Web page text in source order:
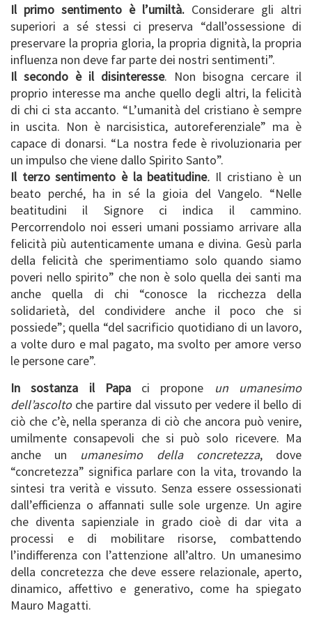
Il primo sentimento è l’umiltà. Considerare gli altri
superiori a sé stessi ci preserva “dall’ossessione di
preservare la propria gloria, la propria dignità, la propria
influenza non deve far parte dei nostri sentimenti”.
Il secondo è il disinteresse. Non bisogna cercare il
proprio interesse ma anche quello degli altri, la felicità
di chi ci sta accanto. “L’umanità del cristiano è sempre
in uscita. Non è narcisistica, autoreferenziale” ma è
capace di donarsi. “La nostra fede è rivoluzionaria per
un impulso che viene dallo Spirito Santo”.
Il terzo sentimento è la beatitudine. Il cristiano è un
beato perché, ha in sé la gioia del Vangelo. “Nelle
beatitudini il Signore ci indica il cammino.
Percorrendolo noi esseri umani possiamo arrivare alla
felicità più autenticamente umana e divina. Gesù parla
della felicità che sperimentiamo solo quando siamo
poveri nello spirito” che non è solo quella dei santi ma
anche quella di chi “conosce la ricchezza della
solidarietà, del condividere anche il poco che si
possiede”; quella “del sacrificio quotidiano di un lavoro,
a volte duro e mal pagato, ma svolto per amore verso
le persone care”.
In sostanza il Papaci propone un umanesimo
dell’ascoltoche partire dal vissuto per vedere il bello di
ciò che c’è, nella speranza di ciò che ancora può venire,
umilmente consapevoli che si può solo ricevere. Ma
anche un umanesimo della concretezza, dove
“concretezza” significa parlare con la vita, trovando la
sintesi tra verità e vissuto. Senza essere ossessionati
dall’efficienza o affannati sulle sole urgenze. Un agire
che diventa sapienziale in grado cioè di dar vita a
processi e di mobilitare risorse, combattendo
l’indifferenza con l’attenzione all’altro. Un umanesimo
della concretezza che deve essere relazionale, aperto,
dinamico, affettivo e generativo, come ha spiegato
Mauro Magatti.